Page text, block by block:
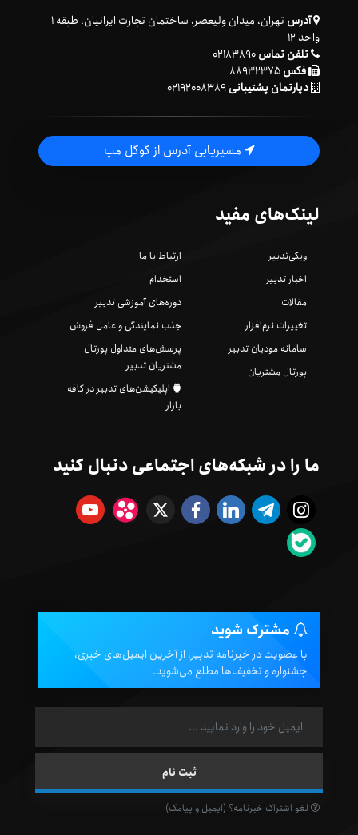
آدرس
تهران، میدان ولیعصر، ساختمان تجارت ایرانیان، طبقه ۱
واحد ۱۲
تلفن تماس۰۲۱۸۳۸۹۰
فکس
دپارتمان پشتیبانی۰۲۱۹۲۰۰۸۳۸۹
مسیریابی آدرس از گوگل مپ
لینک‌های مفید
ویکی‌تدبیر
اخبار تدبیر
مقالات
تغییرات نرم‌افزار
سامانه مودیان تدبیر
پورتال مشتریان
ارتباط با ما
استخدام
دوره‌های آموزشی تدبیر
جذب نمایندگی و عامل فروش
پرسش‌های متداول پورتال
مشتریان تدبیر
اپلیکیشن‌های تدبیر در کافه
بازار
ما را در شبکه‌های اجتماعی دنبال کنید
مشترک شوید
با عضویت در خبرنامه تدبیر، از آخرین ایمیل‌های خبری،
جشنواره و تخفیف‌ها مطلع می‌شوید.
لغو اشتراک خبرنامه؟ (ایمیل و پیامک)